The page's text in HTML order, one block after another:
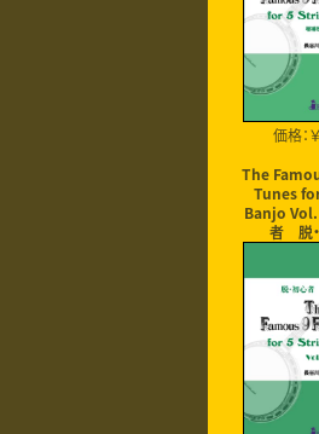
価格：
The
Tunes
Banjo Vol.
者 脱